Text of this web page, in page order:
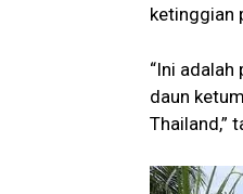
ketinggian
“Ini
daun
Thailand,”